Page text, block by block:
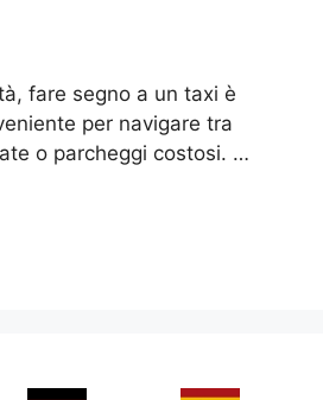
fare segno a un taxi è
per navigare tra
o parcheggi costosi. …